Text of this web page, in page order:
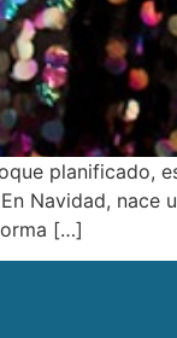
planificado,
Navidad, nace
[…]